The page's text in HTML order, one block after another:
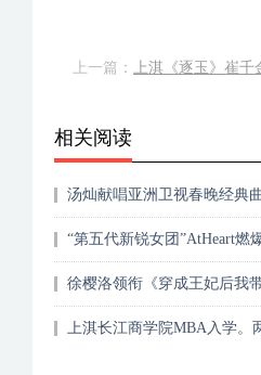
上一篇： 上淇《逐玉》崔千
相关阅读
汤灿献唱亚洲卫视春晚经典
“第五代新锐女团”AtHeart燃
徐樱洛领衔《穿成王妃后我
上淇长江商学院MBA入学。